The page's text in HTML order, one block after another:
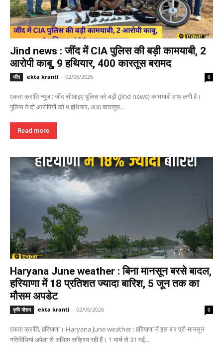
Jind news : जींद में CIA पुलिस की बड़ी कामयाबी, 2
आरोपी काबू, 9 हथियार, 400 कारतूस बरामद
जींद ekta kranti - 02/06/2026 0
एकता क्रांति न्यूज : जींद सीआइए पुलिस को बड़ी (Jind news) कामयाबी हाथ लगी है।
पुलिस ने दो आरोपियों को 9 हथियार, 400 कारतूस...
Read more
Haryana June weather : बिना मानसून बरसे बादल,
हरियाणा में 18 प्रतिशत ज्यादा बारिश, 5 जून तक का
मौसम अपडेट
कृषि मौसम ekta kranti - 02/06/2026 0
एकता क्रांति, हरियाणा। Haryana June weather : हरियाणा में इस बार प्री-मानसून
गतिविधियां अपेक्षा से अधिक सक्रिय रही हैं। 1 मार्च से 31 मई...